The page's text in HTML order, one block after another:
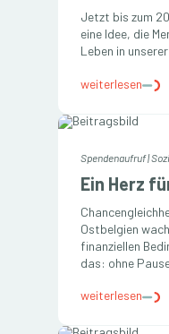
Jetzt bis zum
eine Idee, die
Leben in
weiterlesen
Spendenaufruf|
Ein Herz
Ostbelgien
finanziellen
das: ohne
weiterlesen